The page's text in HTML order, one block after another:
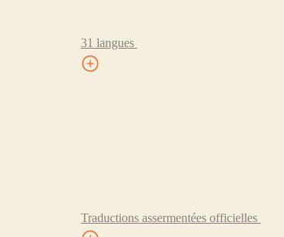
31 langues
Traductions assermentées officielles